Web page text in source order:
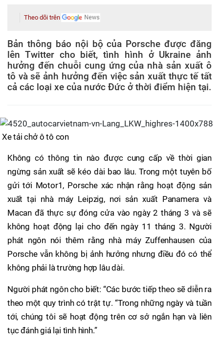
Theo dõi trên
Bản thông báo nội bộ của Porsche được đăng
lên Twitter cho biết, tình hình ở Ukraine ảnh
hưởng đến chuỗi cung ứng của nhà sản xuất ô
tô và sẽ ảnh hưởng đến việc sản xuất thực tế tất
cả các loại xe của nước Đức ở thời điểm hiện tại.
Xe tải chở ô tô con
Không có thông tin nào được cung cấp về thời gian
ngừng sản xuất sẽ kéo dài bao lâu. Trong một tuyên bố
gửi tới Motor1, Porsche xác nhận rằng hoạt động sản
xuất tại nhà máy Leipzig, nơi sản xuất Panamera và
Macan đã thực sự đóng cửa vào ngày 2 tháng 3 và sẽ
không hoạt động lại cho đến ngày 11 tháng 3. Người
phát ngôn nói thêm rằng nhà máy Zuffenhausen của
Porsche vẫn không bị ảnh hưởng nhưng điều đó có thể
không phải là trường hợp lâu dài.
Người phát ngôn cho biết: “Các bước tiếp theo sẽ diễn ra
theo một quy trình có trật tự. “Trong những ngày và tuần
tới, chúng tôi sẽ hoạt động trên cơ sở ngắn hạn và liên
tục đánh giá lại tình hình.”